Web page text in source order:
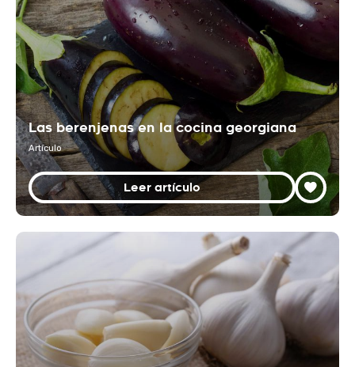
Las berenjenas en la cocina georgiana
Artículo
Leer artículo